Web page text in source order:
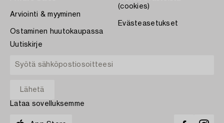
Arviointi & myyminen
Ostaminen huutokaupassa
(cookies)
Evästeasetukset
Uutiskirje
Lataa sovelluksemme